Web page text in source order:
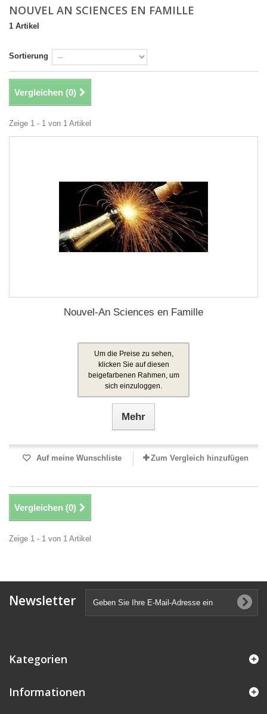
NOUVEL AN SCIENCES EN FAMILLE
1 Artikel
Sortierung
Vergleichen (0)
Zeige 1 - 1 von 1 Artikel
Nouvel-An Sciences en Famille
Um die Preise zu sehen,
klicken Sie auf diesen
beigefarbenen Rahmen, um
sich einzuloggen.
Mehr
Auf meine Wunschliste Zum Vergleich hinzufügen
Vergleichen (0)
Zeige 1 - 1 von 1 Artikel
Newsletter
Kategorien
Informationen